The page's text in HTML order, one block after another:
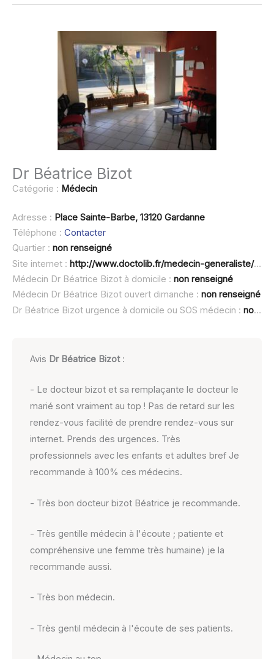
Dr Béatrice Bizot
Catégorie : Médecin
Adresse : Place Sainte-Barbe, 13120 Gardanne
Téléphone : Contacter
Quartier : non renseigné
Site internet : http://www.doctolib.fr/medecin-generaliste/gardanne/beatrice-bizot
Médecin Dr Béatrice Bizot à domicile : non renseigné
Médecin Dr Béatrice Bizot ouvert dimanche : non renseigné
Dr Béatrice Bizot urgence à domicile ou SOS médecin : non renseigné
Avis Dr Béatrice Bizot:
- Le docteur bizot et sa remplaçante le docteur le
marié sont vraiment au top ! Pas de retard sur les
rendez-vous facilité de prendre rendez-vous sur
internet. Prends des urgences. Très
professionnels avec les enfants et adultes bref Je
recommande à 100% ces médecins.
- Très bon docteur bizot Béatrice je recommande.
- Très gentille médecin à l'écoute ; patiente et
compréhensive une femme très humaine) je la
recommande aussi.
- Très bon médecin.
- Très gentil médecin à l'écoute de ses patients.